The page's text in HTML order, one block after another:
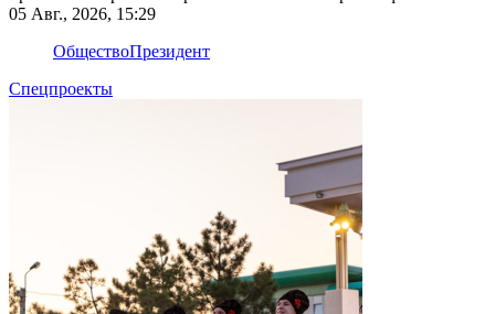
Рыбнице
05 Авг., 2026, 15:29
ОбществоПрезидент
Спецпроекты